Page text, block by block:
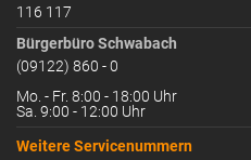
116 117
Bürgerbüro Schwabach
(09122) 860 - 0
Mo. - Fr. 8:00 - 18:00 Uhr
Sa. 9:00 - 12:00 Uhr
Weitere Servicenummern